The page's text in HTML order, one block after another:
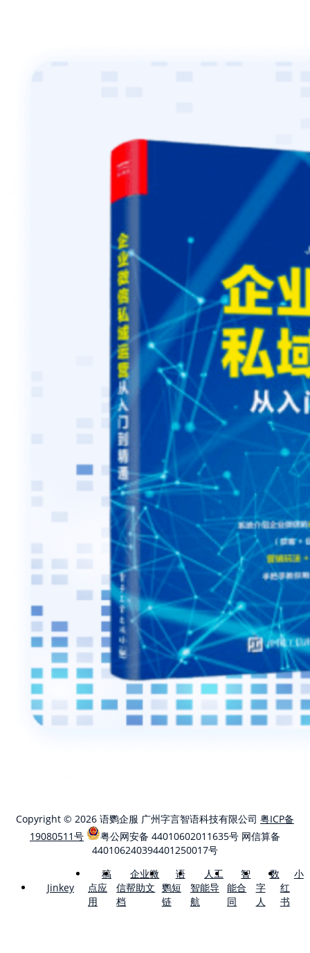
Copyright © 2026 语鹦企服 广州字言智语科技有限公司 粤ICP备
19080511号
粤公网安备 44010602011635号 网信算备
440106240394401250017号
Jinkey
稿
点应
用
企业微
信帮助文
档
语
鹦短
链
人工
智能导
航
智
能合
同
数
字
人
小
红
书